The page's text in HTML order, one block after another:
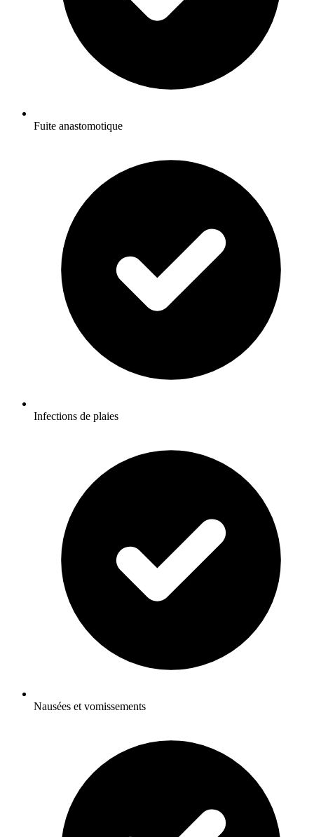
Fuite anastomotique
Infections de plaies
Nausées et vomissements